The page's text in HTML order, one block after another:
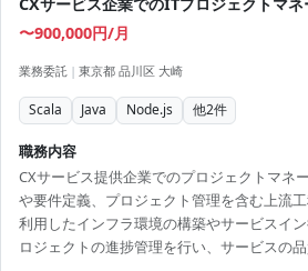
〜900,000円/月
業務委託 | 東京都 品川区 大崎
Scala Java Node.js 他2件
職務内容
CXサービス提供企業でのプロジェクトマネ
や要件定義、プロジェクト管理を含む上流
利用したインフラ環境の構築やサービスイ
ロジェクトの進捗管理を行い、サービスの品